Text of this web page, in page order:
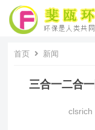
首页 新闻
三合一二合
clsrich